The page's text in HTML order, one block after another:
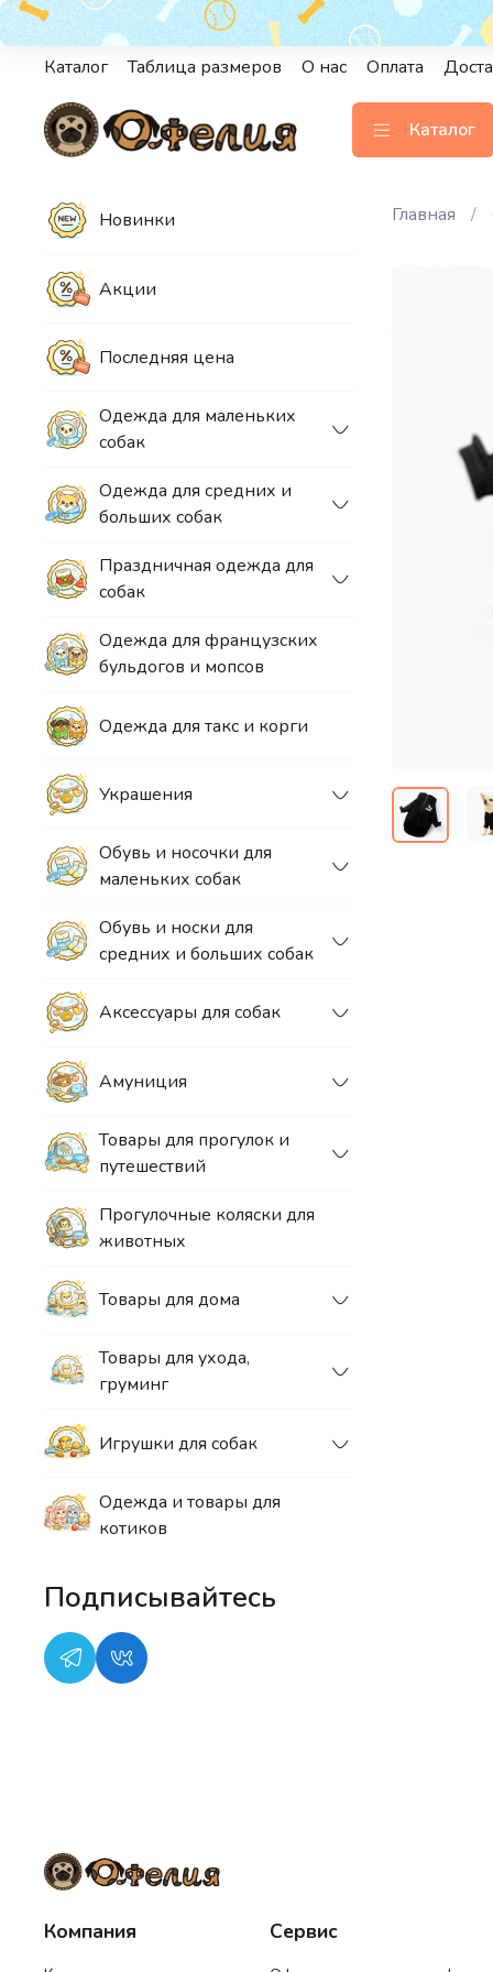
Каталог Таблица размеров О нас Оплата
Каталог
Главная
Новинки
Акции
Последняя цена
Одежда для маленьких
собак
Одежда для средних и
больших собак
Праздничная одежда для
собак
Одежда для французских
бульдогов и мопсов
Одежда для такс и корги
Украшения
Обувь и носочки для
маленьких собак
Обувь и носки для
средних и больших собак
Аксессуары для собак
Амуниция
Товары для прогулок и
путешествий
Прогулочные коляски для
животных
Товары для дома
Товары для ухода,
груминг
Игрушки для собак
Одежда и товары для
котиков
Подписывайтесь
Компания Сервис